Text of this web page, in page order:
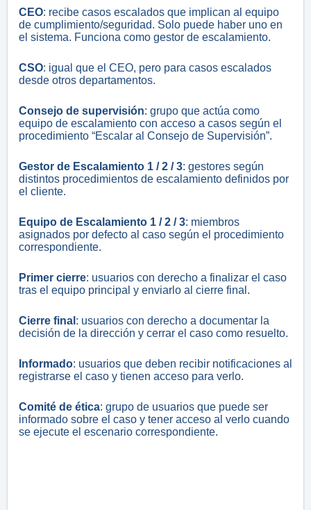
CEO: recibe casos escalados que implican al equipo
de cumplimiento/seguridad. Solo puede haber uno en
el sistema. Funciona como gestor de escalamiento.
CSO: igual que el CEO, pero para casos escalados
desde otros departamentos.
Consejo de supervisión: grupo que actúa como
equipo de escalamiento con acceso a casos según el
procedimiento “Escalar al Consejo de Supervisión”.
Gestor de Escalamiento 1 / 2 / 3: gestores según
distintos procedimientos de escalamiento definidos por
el cliente.
Equipo de Escalamiento 1 / 2 / 3: miembros
asignados por defecto al caso según el procedimiento
correspondiente.
Primer cierre: usuarios con derecho a finalizar el caso
tras el equipo principal y enviarlo al cierre final.
Cierre final : usuarios con derecho a documentar la
decisión de la dirección y cerrar el caso como resuelto.
Informado: usuarios que deben recibir notificaciones al
registrarse el caso y tienen acceso para verlo.
Comité de ética: grupo de usuarios que puede ser
informado sobre el caso y tener acceso al verlo cuando
se ejecute el escenario correspondiente.